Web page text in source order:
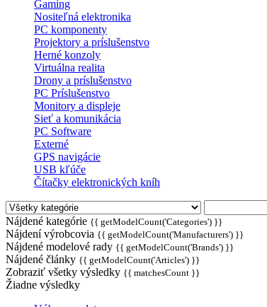
Gaming
Nositeľná elektronika
PC komponenty
Projektory a príslušenstvo
Herné konzoly
Virtuálna realita
Drony a príslušenstvo
PC Príslušenstvo
Monitory a displeje
Sieť a komunikácia
PC Software
Externé
GPS navigácie
USB kľúče
Čítačky elektronických kníh
Nájdené kategórie {{ getModelCount('Categories') }}
Nájdení výrobcovia {{ getModelCount('Manufacturers') }}
Nájdené modelové rady {{ getModelCount('Brands') }}
Nájdené články {{ getModelCount('Articles') }}
Zobraziť všetky výsledky {{ matchesCount }}
Žiadne výsledky